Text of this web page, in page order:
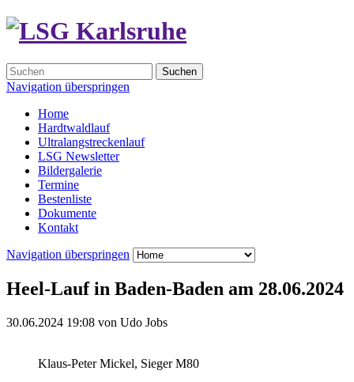
Suchen
Navigation überspringen
Home
Hardtwaldlauf
Ultralangstreckenlauf
LSG Newsletter
Bildergalerie
Termine
Bestenliste
Dokumente
Kontakt
Navigation überspringen
Heel-Lauf in Baden-Baden am 28.06.2024
30.06.2024 19:08 von Udo Jobs
Klaus-Peter Mickel, Sieger M80